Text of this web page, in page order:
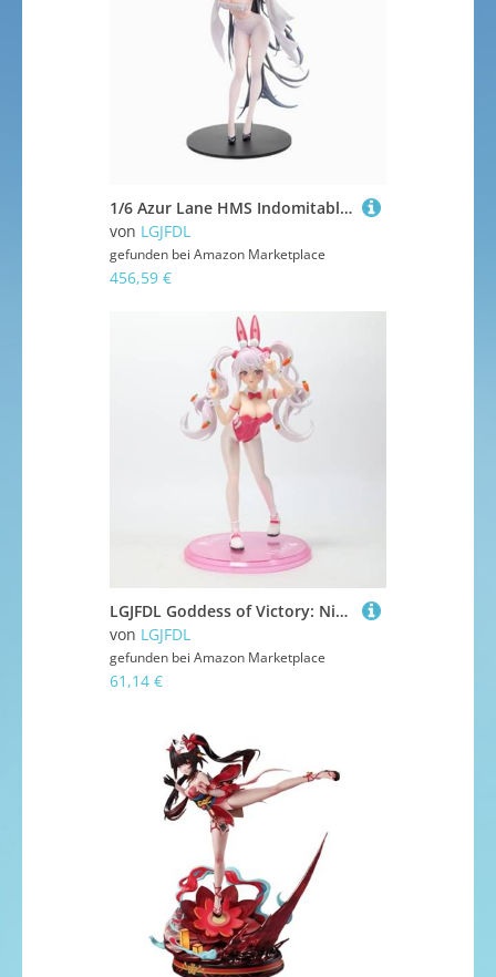
1/6 Azur Lane HMS Indomitable Action Figuren PVC Material Statue Geeignet für Geschenke
von LGJFDL
gefunden bei Amazon Marketplace
456,59 €
LGJFDL Goddess of Victory: Nike Alice 1/7 Bunny Girl-Figur, Anime-Spielfigur, Desktop-Ornamente, Geschenkfigur, PVC, 24 cm
von LGJFDL
gefunden bei Amazon Marketplace
61,14 €